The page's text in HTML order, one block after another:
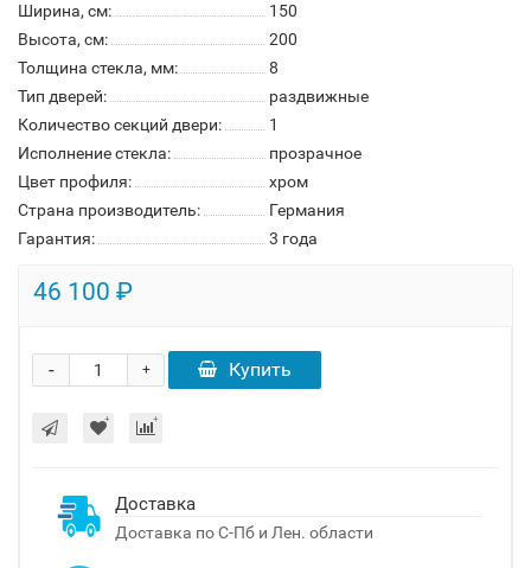
Ширина, см:
150
Высота, см:
200
Толщина стекла, мм:
8
Тип дверей:
раздвижные
Количество секций двери:
1
Исполнение стекла:
прозрачное
Цвет профиля:
хром
Страна производитель:
Германия
Гарантия:
3 года
46 100 ₽
+
- Купить
Доставка
Доставка по С-Пб и Лен. области